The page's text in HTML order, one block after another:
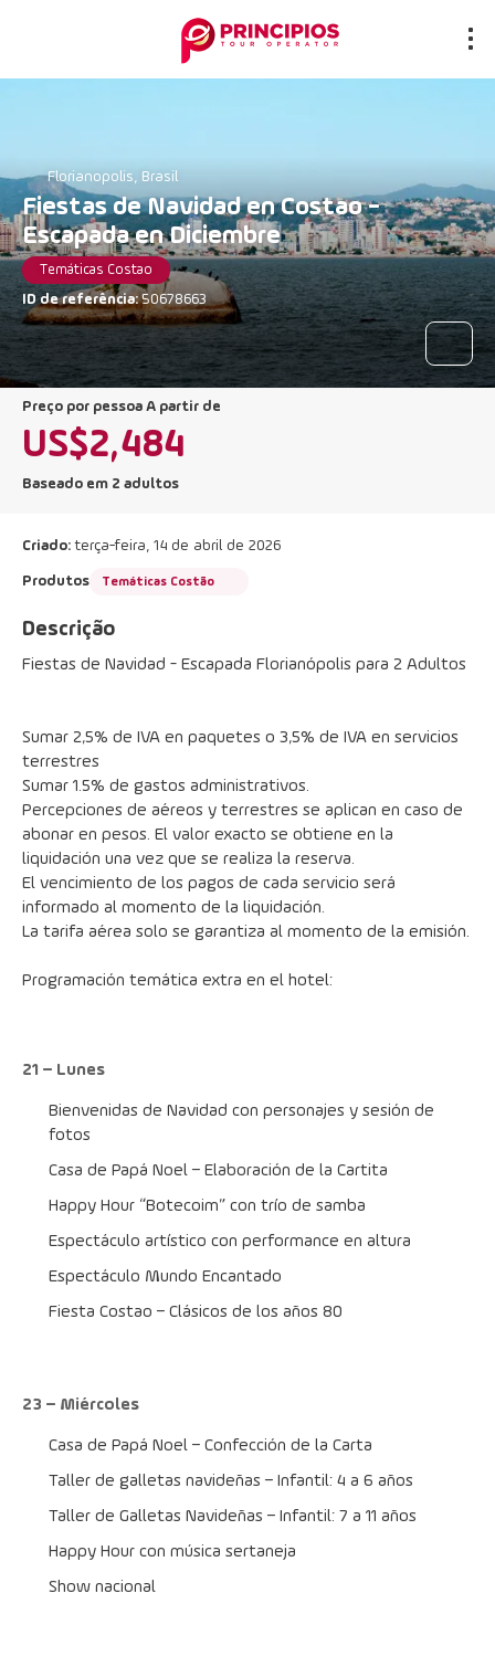
Florianopolis, Brasil
Fiestas de Navidad en Costao -
Escapada en Diciembre
Temáticas Costao
ID de referência:50678663
preço por pessoa A partir de
US$2,484
Baseado em 2 adultos
Criado: terça-feira, 14 de abril de 2026
Produtos Temáticas Costão
Descrição
Fiestas de Navidad - Escapada Florianópolis para 2 Adultos
Sumar 2,5% de IVA en paquetes o 3,5% de IVA en servicios
terrestres
Sumar 1.5% de gastos administrativos.
Percepciones de aéreos y terrestres se aplican en caso de
abonar en pesos. El valor exacto se obtiene en la
liquidación una vez que se realiza la reserva.
El vencimiento de los pagos de cada servicio será
informado al momento de la liquidación.
La tarifa aérea solo se garantiza al momento de la emisión.
Programación temática extra en el hotel:
21 – Lunes
Bienvenidas de Navidad con personajes y sesión de
fotos
Casa de Papá Noel – Elaboración de la Cartita
Happy Hour “Botecoim” con trío de samba
Espectáculo artístico con performance en altura
Espectáculo Mundo Encantado
Fiesta Costao – Clásicos de los años 80
23 – Miércoles
Casa de Papá Noel – Confección de la Carta
Taller de galletas navideñas – Infantil: 4 a 6 años
Taller de Galletas Navideñas – Infantil: 7 a 11 años
Happy Hour con música sertaneja
Show nacional